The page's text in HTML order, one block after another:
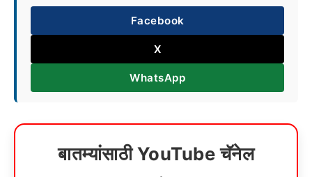
Facebook
X
WhatsApp
बातम्यांसाठी YouTube चॅनेल